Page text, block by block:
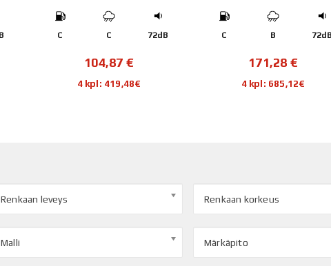
C C
Renkaan leveys Renkaan korkeus
Malli Märkäpito